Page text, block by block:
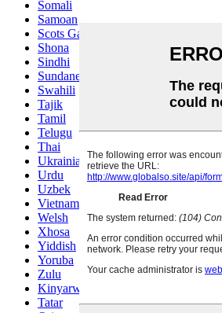
Somali
Samoan
Scots Gaelic
Shona
Sindhi
Sundanese
Swahili
Tajik
Tamil
Telugu
Thai
Ukrainian
Urdu
Uzbek
Vietnamese
Welsh
Xhosa
Yiddish
Yoruba
Zulu
Kinyarwanda
Tatar